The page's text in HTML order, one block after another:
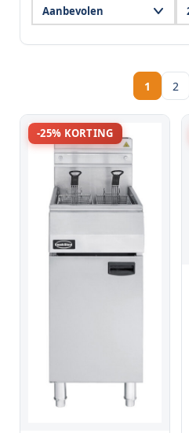
1 2
-25% KORTING